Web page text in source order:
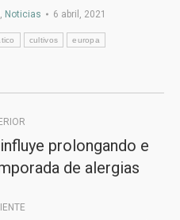
, Noticias 6 abril, 2021
cultivos europa
Publicación
anterior:
prolongando e
de alergias